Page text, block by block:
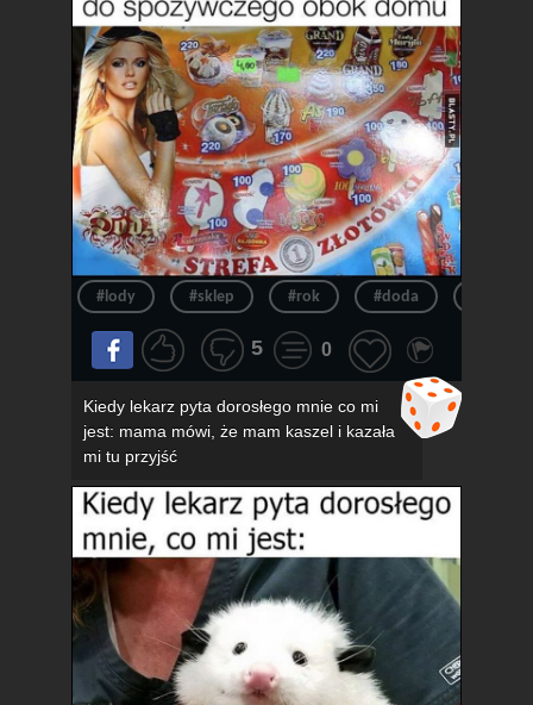
#lody #sklep #rok #doda
5 0
Kiedy lekarz pyta dorosłego mnie co mi
jest: mama mówi, że mam kaszel i kazała
mi tu przyjść